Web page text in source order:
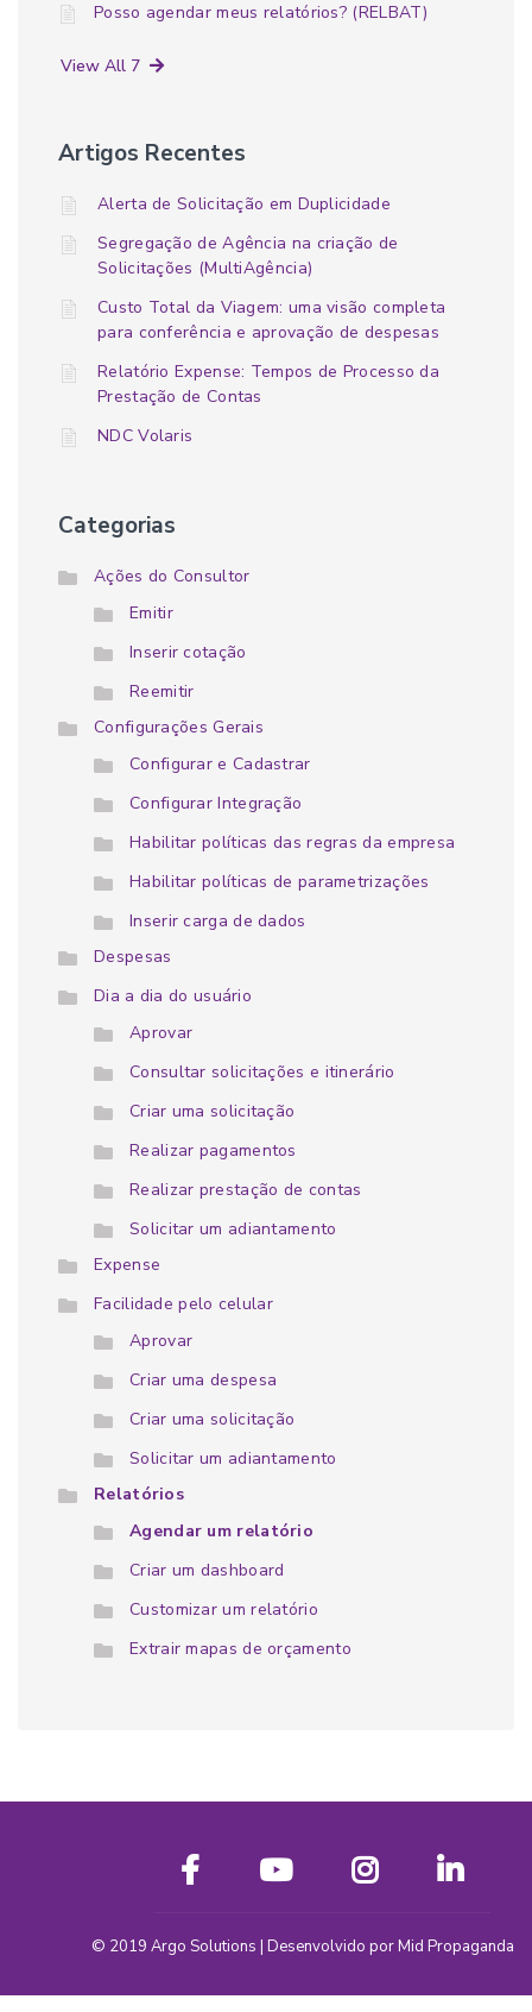
Posso agendar meus relatórios? (RELBAT)
View All 7
Artigos Recentes
Alerta de Solicitação em Duplicidade
Segregação de Agência na criação de
Solicitações (MultiAgência)
Custo Total da Viagem: uma visão completa
para conferência e aprovação de despesas
Relatório Expense: Tempos de Processo da
Prestação de Contas
NDC Volaris
Categorias
Ações do Consultor
Emitir
Inserir cotação
Reemitir
Configurações Gerais
Configurar e Cadastrar
Configurar Integração
Habilitar políticas das regras da empresa
Habilitar políticas de parametrizações
Inserir carga de dados
Despesas
Dia a dia do usuário
Aprovar
Consultar solicitações e itinerário
Criar uma solicitação
Realizar pagamentos
Realizar prestação de contas
Solicitar um adiantamento
Expense
Facilidade pelo celular
Aprovar
Criar uma despesa
Criar uma solicitação
Solicitar um adiantamento
Relatórios
Agendar um relatório
Criar um dashboard
Customizar um relatório
Extrair mapas de orçamento
© 2019 Argo Solutions | Desenvolvido porMid Propaganda